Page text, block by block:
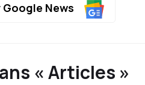
News
« Articles »